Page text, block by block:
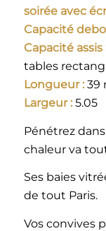
soirée avec
Capacité
Capacité assis
tables
Longueur : 39
Largeur : 5.05
Pénétrez
chaleur va
Ses baies
de tout Paris.
Vos convives